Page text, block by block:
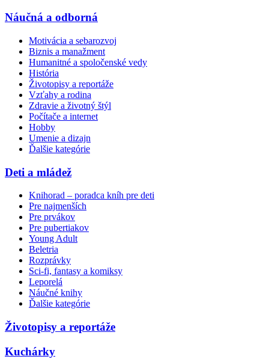
Náučná a odborná
Motivácia a sebarozvoj
Biznis a manažment
Humanitné a spoločenské vedy
História
Životopisy a reportáže
Vzťahy a rodina
Zdravie a životný štýl
Počítače a internet
Hobby
Umenie a dizajn
Ďalšie kategórie
Deti a mládež
Knihorad – poradca kníh pre deti
Pre najmenších
Pre prvákov
Pre pubertiakov
Young Adult
Beletria
Rozprávky
Sci-fi, fantasy a komiksy
Leporelá
Náučné knihy
Ďalšie kategórie
Životopisy a reportáže
Kuchárky